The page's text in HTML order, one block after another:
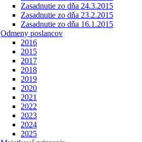
Zasadnutie zo dňa 24.3.2015
Zasadnutie zo dňa 23.2.2015
Zasadnutie zo dňa 16.1.2015
Odmeny poslancov
2016
2015
2017
2018
2019
2020
2021
2022
2023
2024
2025